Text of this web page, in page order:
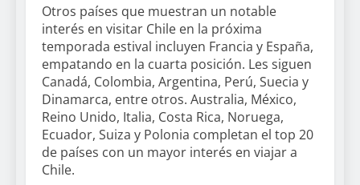
Otros países que muestran un notable
interés en visitar Chile en la próxima
temporada estival incluyen Francia y España,
empatando en la cuarta posición. Les siguen
Canadá, Colombia, Argentina, Perú, Suecia y
Dinamarca, entre otros. Australia, México,
Reino Unido, Italia, Costa Rica, Noruega,
Ecuador, Suiza y Polonia completan el top 20
de países con un mayor interés en viajar a
Chile.